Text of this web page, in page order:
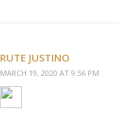
RUTE JUSTINO
MARCH 19, 2020 AT 9:56 PM